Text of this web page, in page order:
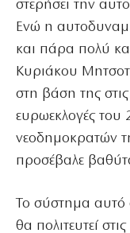
στερήσει την
Ενώ η
και πάρα πολύ
Κυριάκου
στη βάση της στις
ευρωεκλογές του
νεοδημοκρατών
προσέβαλε
Το σύστημα αυτό
θα πολιτευτεί